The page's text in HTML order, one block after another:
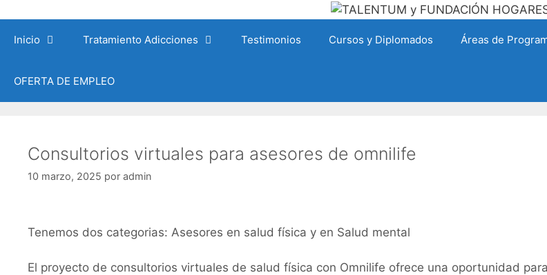
contenido
Inicio Tratamiento Adicciones Testimonios Cursos y Diplomados Áreas de
OFERTA DE EMPLEO
Consultorios virtuales para asesores de omnilife
10 marzo, 2025 por admin
Tenemos dos categorias: Asesores en salud física y en Salud mental
El proyecto de consultorios virtuales de salud física con Omnilife ofrece una oportunidad